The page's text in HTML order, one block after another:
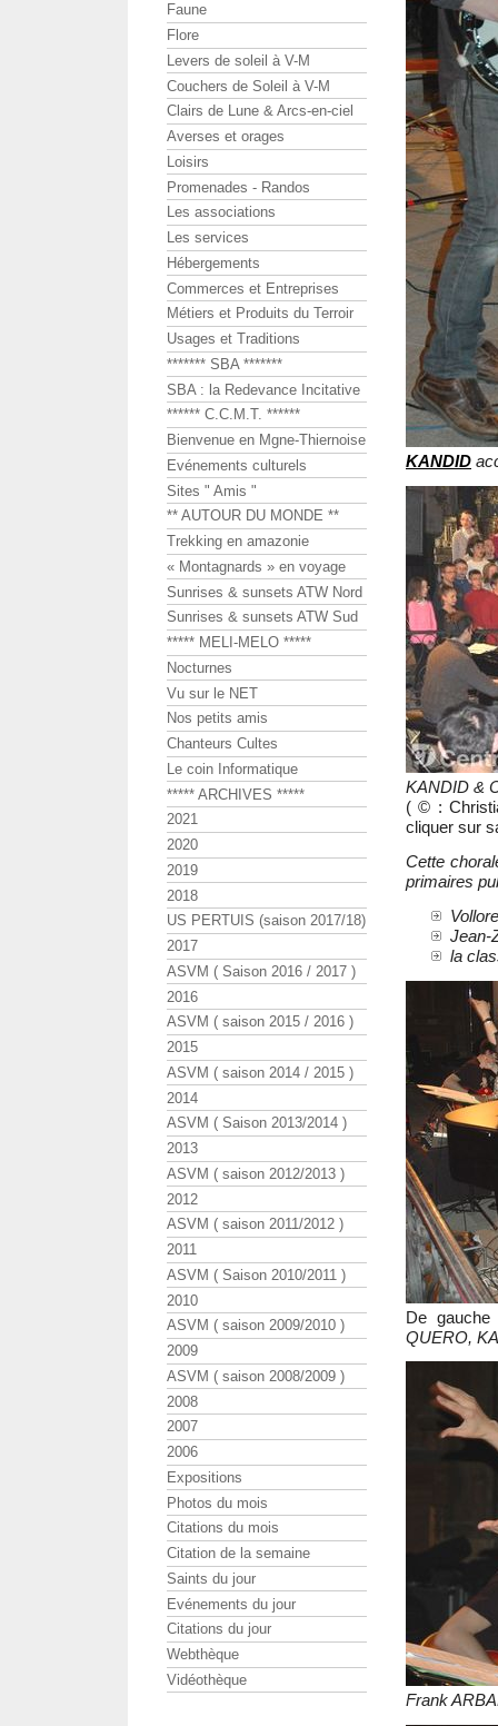
KANDID
KANDID &
( © :
cliquer sur
Cette
primaires
Jean-
la
De
QUERO,
Frank
Faune
Flore
Levers de soleil à V-M
Couchers de Soleil à V-M
Clairs de Lune & Arcs-en-ciel
Averses et orages
Loisirs
Promenades - Randos
Les associations
Les services
Hébergements
Commerces et Entreprises
Métiers et Produits du Terroir
Usages et Traditions
******* SBA *******
SBA : la Redevance Incitative
****** C.C.M.T. ******
Bienvenue en Mgne-Thiernoise
Evénements culturels
Sites " Amis "
** AUTOUR DU MONDE **
Trekking en amazonie
« Montagnards » en voyage
Sunrises & sunsets ATW Nord
Sunrises & sunsets ATW Sud
***** MELI-MELO *****
Nocturnes
Vu sur le NET
Nos petits amis
Chanteurs Cultes
Le coin Informatique
***** ARCHIVES *****
2021
2020
2019
2018
US PERTUIS (saison 2017/18)
2017
ASVM ( Saison 2016 / 2017 )
2016
ASVM ( saison 2015 / 2016 )
2015
ASVM ( saison 2014 / 2015 )
2014
ASVM ( Saison 2013/2014 )
2013
ASVM ( saison 2012/2013 )
2012
ASVM ( saison 2011/2012 )
2011
ASVM ( Saison 2010/2011 )
2010
ASVM ( saison 2009/2010 )
2009
ASVM ( saison 2008/2009 )
2008
2007
2006
Expositions
Photos du mois
Citations du mois
Citation de la semaine
Saints du jour
Evénements du jour
Citations du jour
Webthèque
Vidéothèque